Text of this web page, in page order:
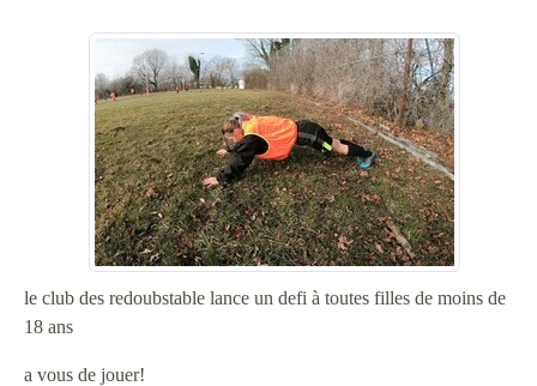
le club des redoubstable lance un defi à toutes filles de moins de
18 ans
a vous de jouer!